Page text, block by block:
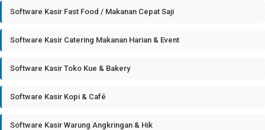
Software Kasir Fast Food / Makanan Cepat Saji
Software Kasir Catering Makanan Harian & Event
Software Kasir Toko Kue & Bakery
Software Kasir Kopi & Café
Software Kasir Warung Angkringan & Hik